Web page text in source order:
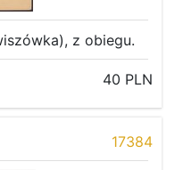
z obiegu.
40 PLN
17384